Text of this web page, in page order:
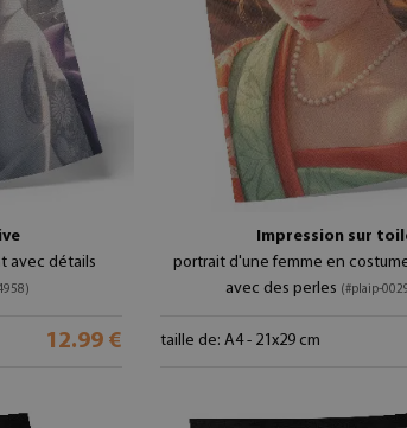
avec détails
12.99 €
Impression sur
portrait d'une femme en
avec des perles (#plaip-
taille de: A4 - 21x29 cm